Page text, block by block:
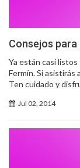
Consejos para
Ya están casi
Fermín. Si
Ten cuidado y
Jul 02, 2014